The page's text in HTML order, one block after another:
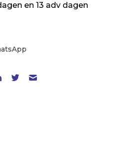
en 13 adv dagen